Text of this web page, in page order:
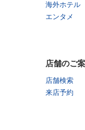
海外ホテル
エンタメ
店舗のご
店舗検索
来店予約